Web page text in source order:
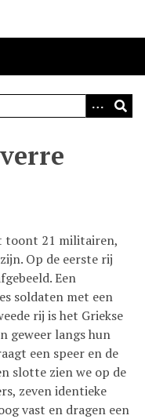
toont 21 militairen,
Op de eerste rij
Een
soldaten met een
rij is het Griekse
geweer langs hun
een speer en de
slotte zien we op de
zeven identieke
vast en dragen een